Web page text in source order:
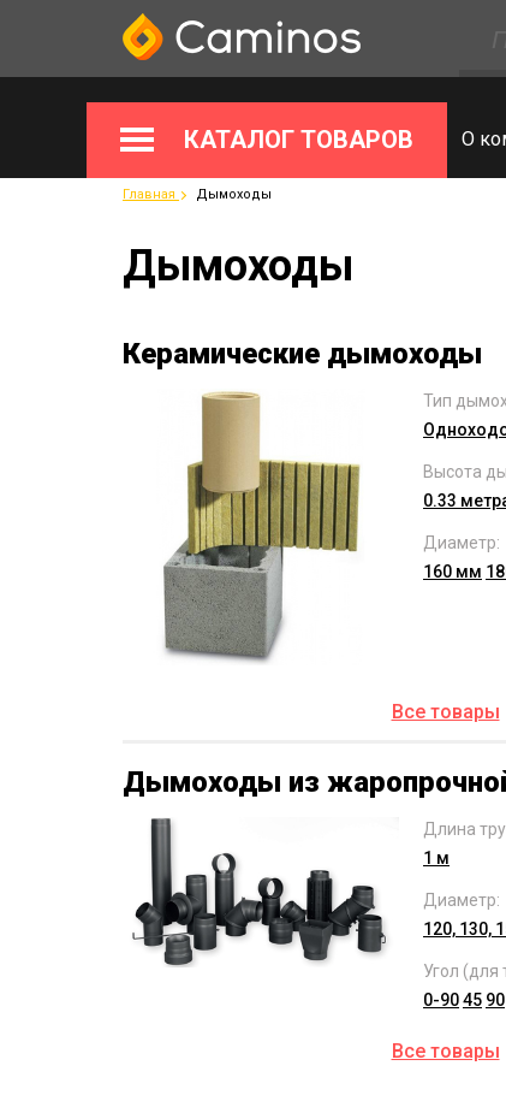
КАТАЛОГ ТОВАРОВ О
Главная Дымоходы
Дымоходы
Керамические дымоходы
Тип
Высота
0.33
Диаметр:
160 мм
Все товары
Дымоходы из
Длина
1 м
Диаметр:
120, 130,
Угол (для
0-9045 90
Все товары